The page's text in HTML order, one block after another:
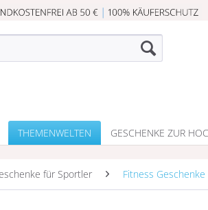
THEMENWELTEN GESCHENKE ZUR
für Sportler Fitness Geschenke